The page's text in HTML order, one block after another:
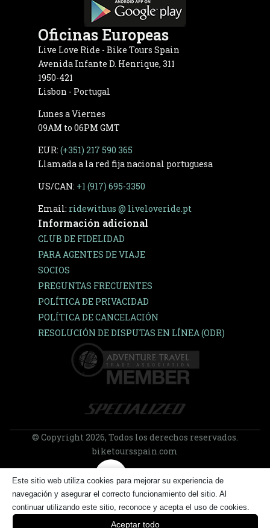
Oficinas Europeas
Live Love Ride - Bike Tours Spain
Avenida Infante D. Henrique, 311
1950-421
Lisbon - Portugal
Lunes a Viernes
09AM to 06PM GMT
EUR: (+351) 217 590 365
Llamada a la red fija nacional portuguesa
US/CAN: +1 (917) 695-3350
Email: ridewithus @ liveloveride.pt
Información adicional
CLUB DE FIDELIDAD
PARA AGENTES DE VIAJE
SOCIOS
PREGUNTAS FRECUENTES
POLÍTICA DE PRIVACIDAD
POLÍTICA DE CANCELACIÓN
RESOLUCIÓN DE DISPUTAS EN LÍNEA (ODR)
© Copyright 2026, Todos los derechos reservados.
biketoursspain.com
Este sitio web utiliza cookies para mejorar su experiencia de
navegación y asegurar el correcto funcionamiento del sitio. Al
continuar utilizando este sitio, reconoce y acepta el uso de cookies.
Aceptar todo